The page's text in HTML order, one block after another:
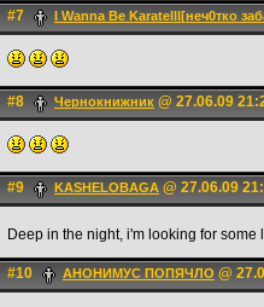
#7 I Wanna Be Karatelll[неч0тко
#8 Чернокнижник @ 27.06.09
#9 KASHELOBAGA @ 27.06.09
Deep in the night, i'm looking for some
#10 АНОНИМУС ПОПЯЧЛО @